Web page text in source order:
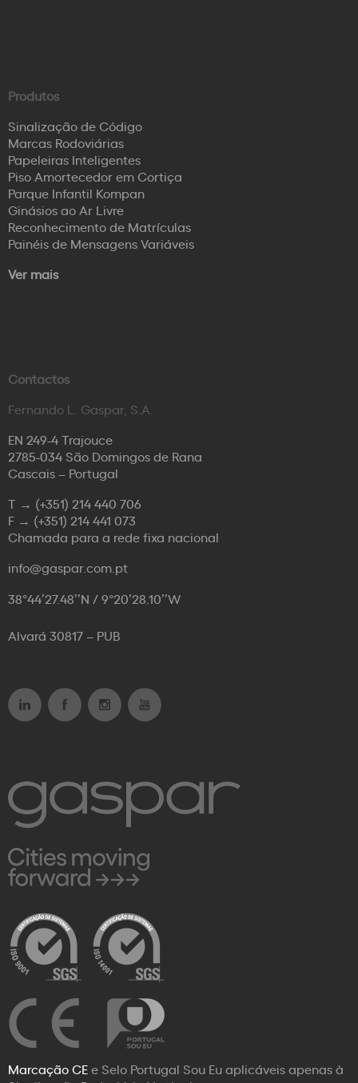
Produtos
Sinalização de Código
Marcas Rodoviárias
Papeleiras Inteligentes
Piso Amortecedor em Cortiça
Parque Infantil Kompan
Ginásios ao Ar Livre
Reconhecimento de Matrículas
Painéis de Mensagens Variáveis
Ver mais
Contactos
Fernando L. Gaspar, S.A.
EN 249-4 Trajouce
2785-034 São Domingos de Rana
Cascais – Portugal
T → (+351) 214 440 706
F → (+351) 214 441 073
Chamada para a rede fixa nacional
info@gaspar.com.pt
38°44’27.48’’N / 9°20’28.10’’W
Alvará 30817 – PUB
Marcação CEe Selo Portugal Sou Eu aplicáveis apenas à